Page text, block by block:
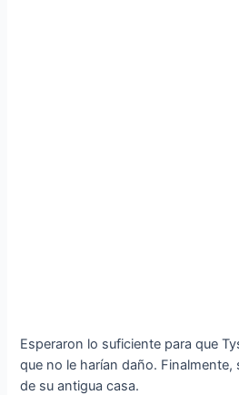
Esperaron lo suficiente para que
que no le harían daño. Finalmente,
de su antigua casa.